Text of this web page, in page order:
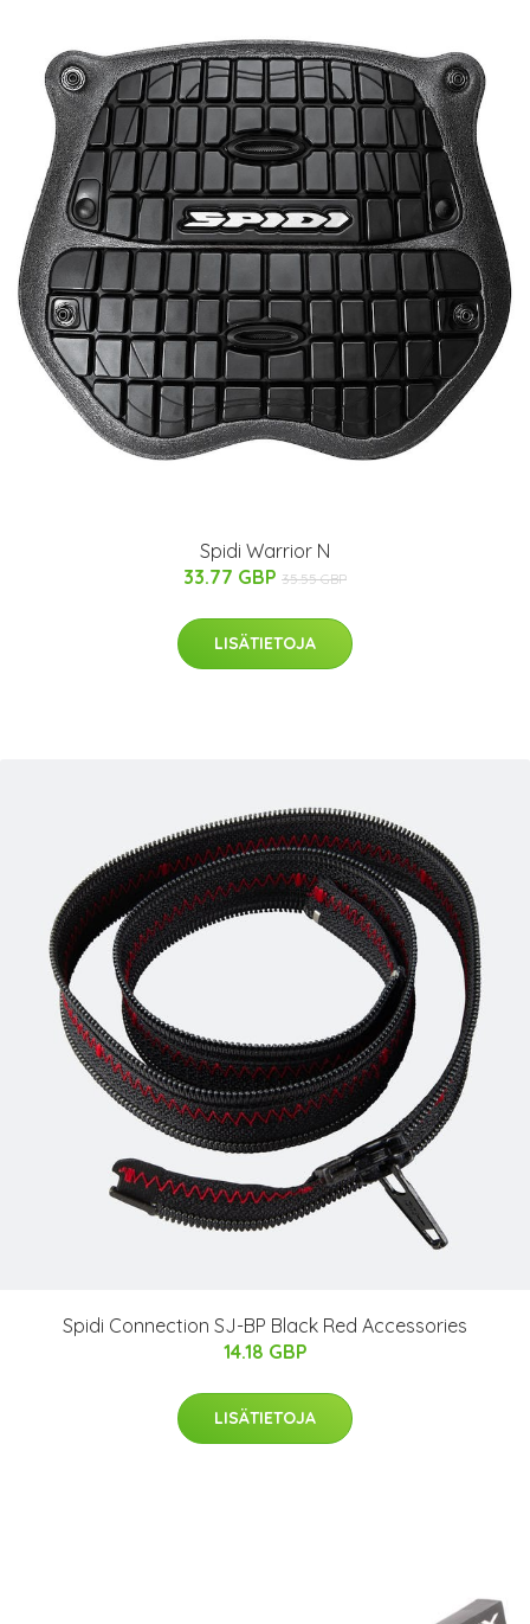
Spidi Warrior N
33.77 GBP 35.55 GBP
LISÄTIETOJA
Spidi Connection SJ-BP Black Red Accessories
14.18 GBP
LISÄTIETOJA